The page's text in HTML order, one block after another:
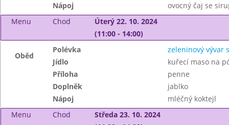
Nápoj
ovocný čaj se
Menu
Chod
Úterý 22. 10. 2024
(11:00 - 14:00)
Oběd
Polévka
zeleninový vývar
Jídlo
kuřecí maso na
Příloha
penne
Doplněk
jablko
Nápoj
mléčný koktejl
Menu
Chod
Středa 23. 10. 2024